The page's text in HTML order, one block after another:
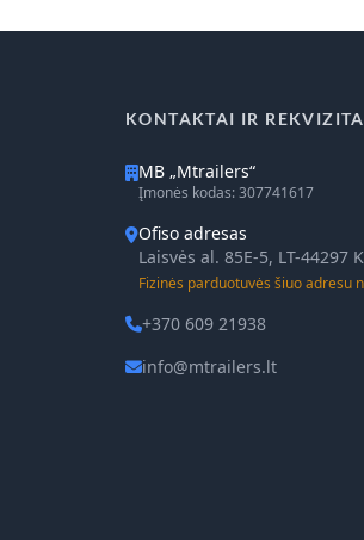
KONTAKTAI IR
MB „Mtrailers“
Įmonės kodas: 307741617
Ofiso adresas
Laisvės al. 85E-5, LT-44297
Fizinės parduotuvės šiuo adresu
+370 609 21938
info@mtrailers.lt